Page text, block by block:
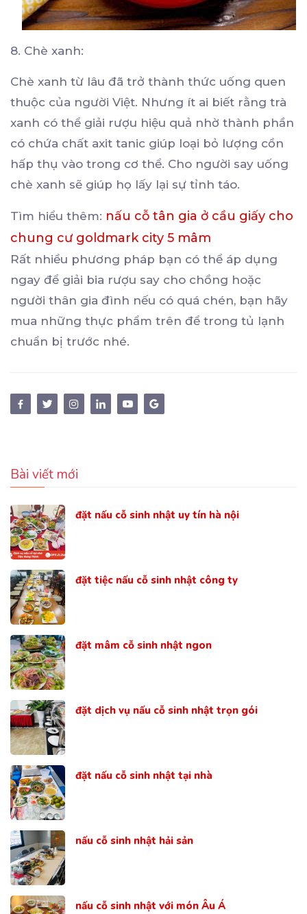
8. Chè xanh:
Chè xanh từ lâu đã trở thành thức uống quen
thuộc của người Việt. Nhưng ít ai biết rằng trà
xanh có thể giải rượu hiệu quả nhờ thành phần
có chứa chất axit tanic giúp loại bỏ lượng cồn
hấp thụ vào trong cơ thể. Cho người say uống
chè xanh sẽ giúp họ lấy lại sự tỉnh táo.
Tìm hiểu thêm: nấu cỗ tân gia ở cầu giấy cho
chung cư goldmark city 5 mâm
Rất nhiều phương pháp bạn có thể áp dụng
ngay để giải bia rượu say cho chồng hoặc
người thân gia đình nếu có quá chén, bạn hãy
mua những thực phẩm trên để trong tủ lạnh
chuẩn bị trước nhé.
Bài viết mới
đặt nấu cỗ sinh nhật uy tín hà nội
đặt tiệc nấu cỗ sinh nhật công ty
đặt mâm cỗ sinh nhật ngon
đặt dịch vụ nấu cỗ sinh nhật trọn gói
đặt nấu cỗ sinh nhật tại nhà
nấu cỗ sinh nhật hải sản
nấu cỗ sinh nhật với món Âu Á